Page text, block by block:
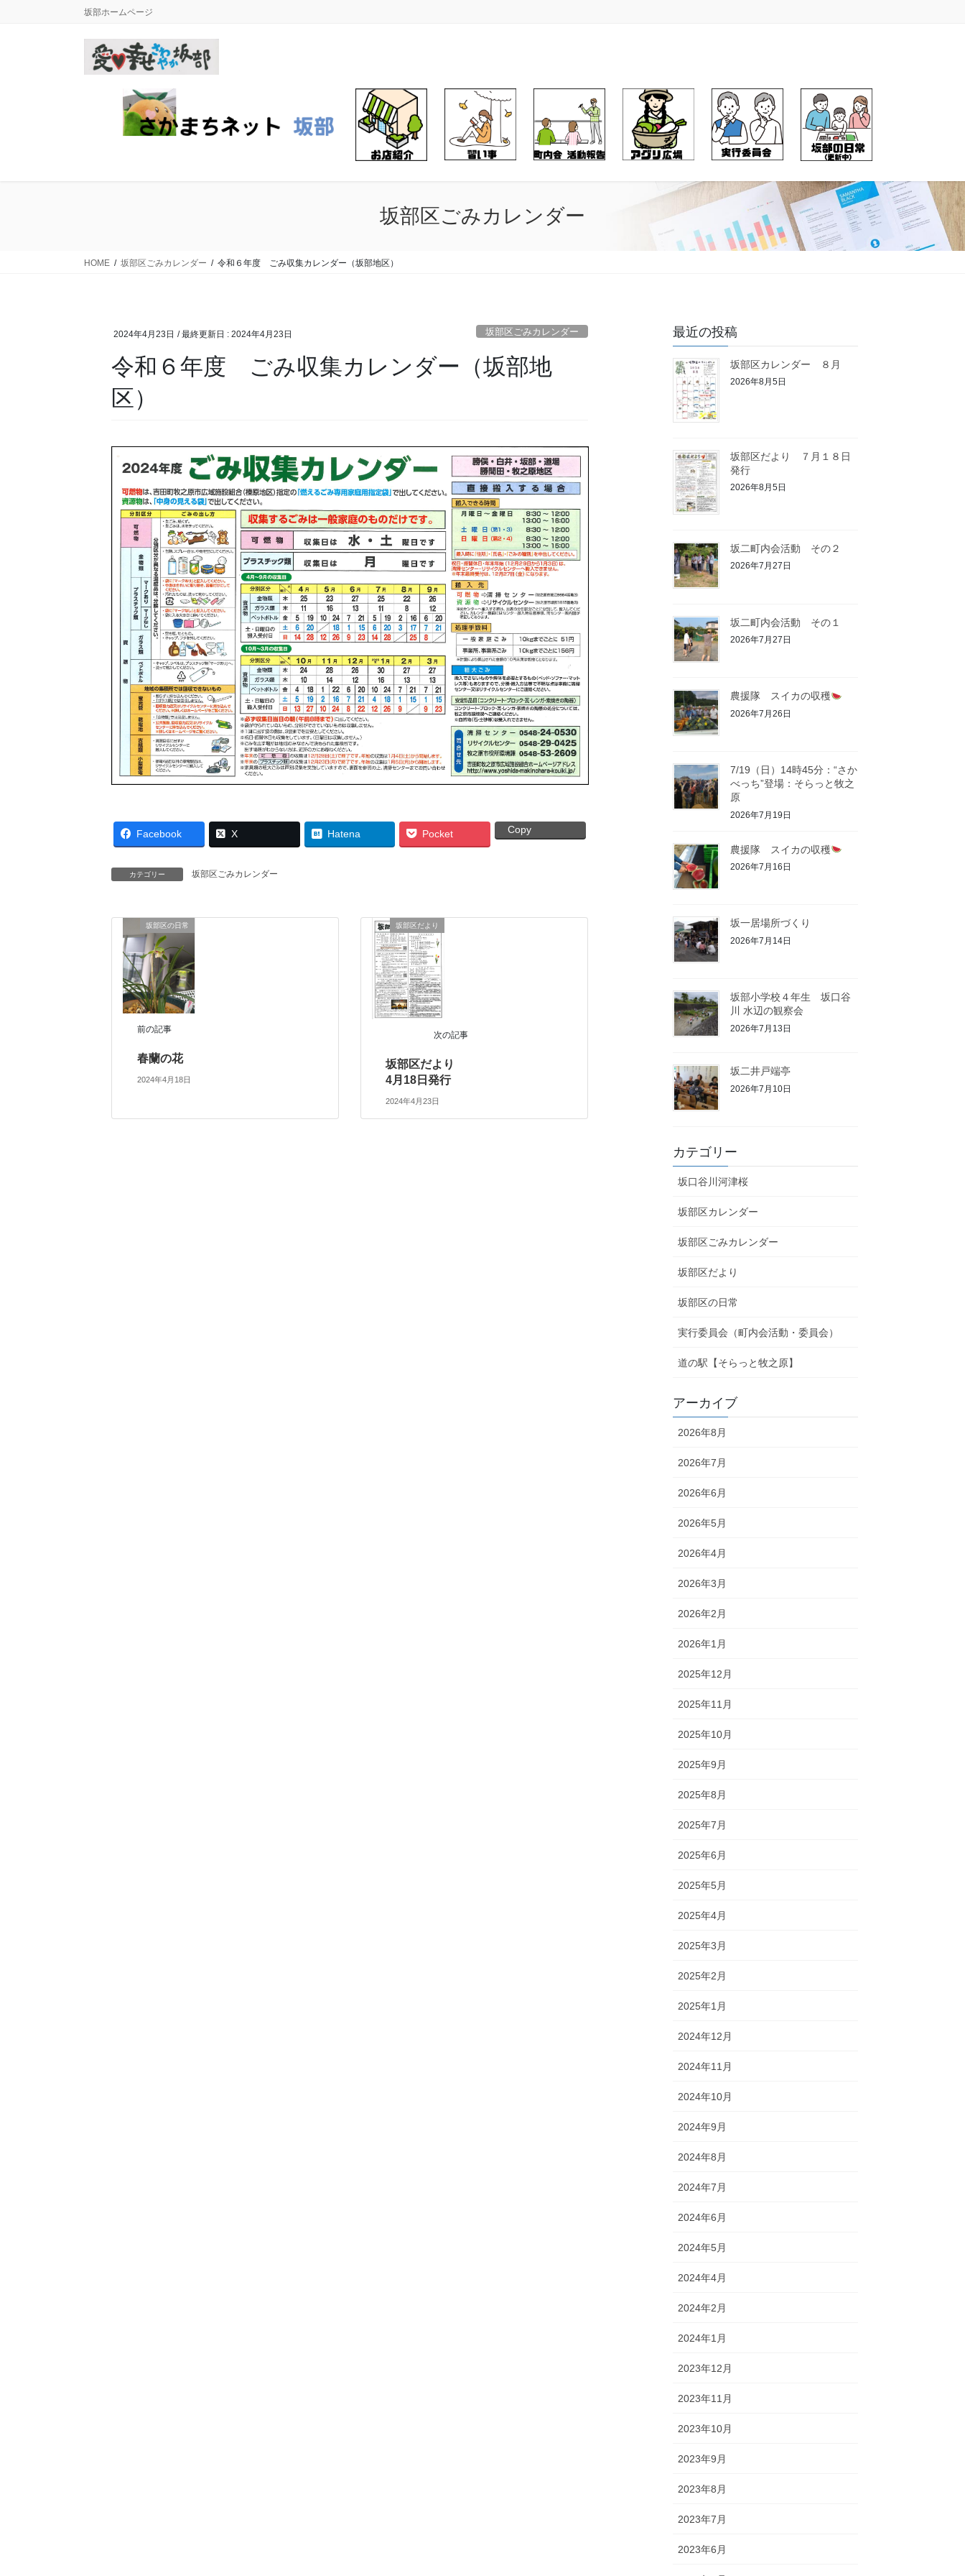
坂部ホームページ
坂部区ごみカレンダー
HOME 坂部区ごみカレンダー 令和６年度 ごみ収集カレンダー（坂部地区）
2024年4月23日 / 最終更新日 :2024年4月23日 坂部区ごみカレンダー
令和６年度 ごみ収集カレンダー（坂部地
区）
Facebook X Hatena Pocket Copy
カテゴリー 坂部区ごみカレンダー
坂部区の日常
前の記事
春蘭の花
2024年4月18日
坂部区だより
次の記事
坂部区だより
4月18日発行
2024年4月23日
最近の投稿
坂部区カレンダー ８月
2026年8月5日
坂部区だより ７月１８日
発行
2026年8月5日
坂二町内会活動 その２
2026年7月27日
坂二町内会活動 その１
2026年7月27日
農援隊 スイカの収穫
2026年7月26日
7/19（日）14時45分：“さか
べっち”登場：そらっと牧之
原
2026年7月19日
農援隊 スイカの収穫
2026年7月16日
坂一居場所づくり
2026年7月14日
坂部小学校４年生 坂口谷
川 水辺の観察会
2026年7月13日
坂二井戸端亭
2026年7月10日
カテゴリー
坂口谷川河津桜
坂部区カレンダー
坂部区ごみカレンダー
坂部区だより
坂部区の日常
実行委員会（町内会活動・委員会）
道の駅【そらっと牧之原】
アーカイブ
2026年8月
2026年7月
2026年6月
2026年5月
2026年4月
2026年3月
2026年2月
2026年1月
2025年12月
2025年11月
2025年10月
2025年9月
2025年8月
2025年7月
2025年6月
2025年5月
2025年4月
2025年3月
2025年2月
2025年1月
2024年12月
2024年11月
2024年10月
2024年9月
2024年8月
2024年7月
2024年6月
2024年5月
2024年4月
2024年2月
2024年1月
2023年12月
2023年11月
2023年10月
2023年9月
2023年8月
2023年7月
2023年6月